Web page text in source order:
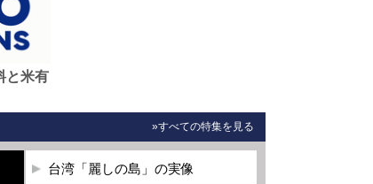
と米有
»すべての特集を見る
台湾「麗しの島」の実像